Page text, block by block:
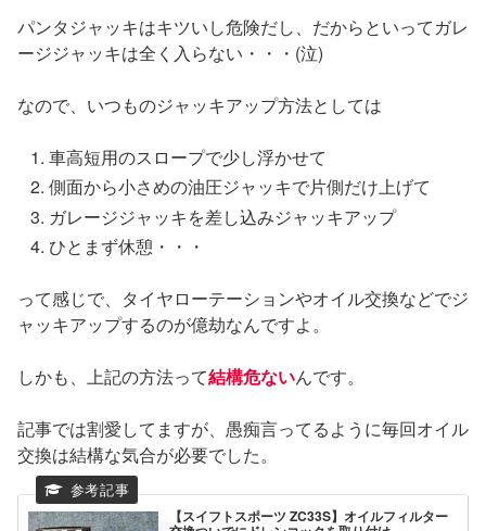
パンタジャッキはキツいし危険だし、だからといってガレ
ージジャッキは全く入らない・・・(泣)
なので、いつものジャッキアップ方法としては
車高短用のスロープで少し浮かせて
側面から小さめの油圧ジャッキで片側だけ上げて
ガレージジャッキを差し込みジャッキアップ
ひとまず休憩・・・
って感じで、タイヤローテーションやオイル交換などでジ
ャッキアップするのが億劫なんですよ。
しかも、上記の方法って結構危ないんです。
記事では割愛してますが、愚痴言ってるように毎回オイル
交換は結構な気合が必要でした。
【スイフトスポーツ ZC33S】オイルフィルター